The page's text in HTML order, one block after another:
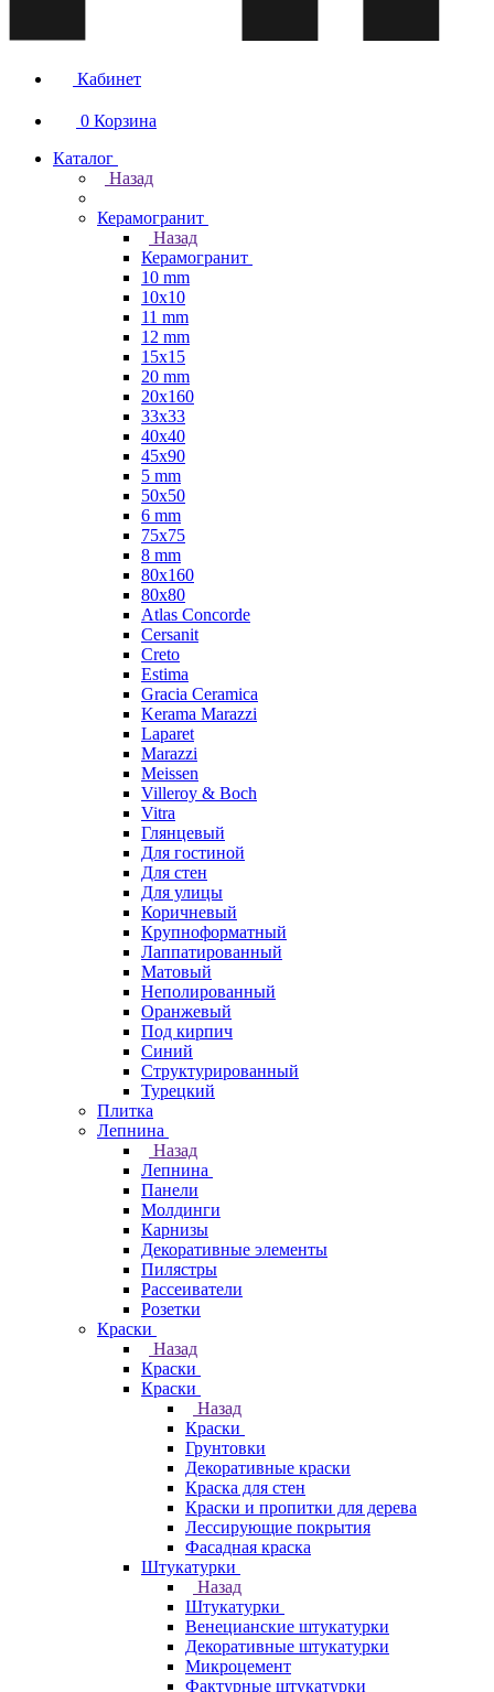
Кабинет
0 Корзина
Каталог
Назад
Керамогранит
Назад
Керамогранит
10 mm
10x10
11 mm
12 mm
15x15
20 mm
20х160
33x33
40х40
45x90
5 mm
50x50
6 mm
75х75
8 mm
80x160
80x80
Atlas Concorde
Cersanit
Creto
Estima
Gracia Ceramica
Kerama Marazzi
Laparet
Marazzi
Meissen
Villeroy & Boch
Vitra
Глянцевый
Для гостиной
Для стен
Для улицы
Коричневый
Крупноформатный
Лаппатированный
Матовый
Неполированный
Оранжевый
Под кирпич
Синий
Структурированный
Турецкий
Плитка
Лепнина
Назад
Лепнина
Панели
Молдинги
Карнизы
Декоративные элементы
Пилястры
Рассеиватели
Розетки
Краски
Назад
Краски
Краски
Назад
Краски
Грунтовки
Декоративные краски
Краска для стен
Краски и пропитки для дерева
Лессирующие покрытия
Фасадная краска
Штукатурки
Назад
Штукатурки
Венецианские штукатурки
Декоративные штукатурки
Микроцемент
Фактурные штукатурки